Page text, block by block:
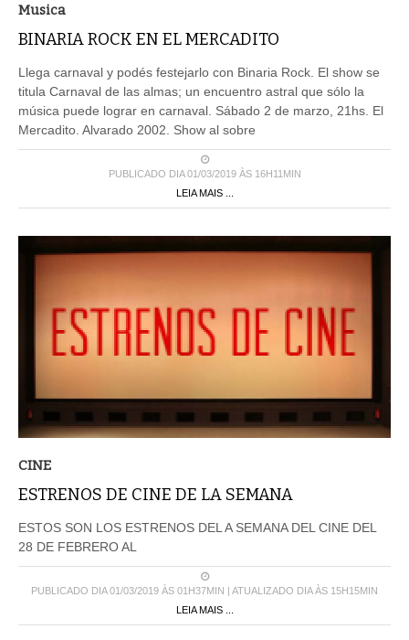
Musica
BINARIA ROCK EN EL MERCADITO
Llega carnaval y podés festejarlo con Binaria Rock. El show se
titula Carnaval de las almas; un encuentro astral que sólo la
música puede lograr en carnaval. Sábado 2 de marzo, 21hs. El
Mercadito. Alvarado 2002. Show al sobre
PUBLICADO DIA 01/03/2019 ÀS 16H11MIN
LEIA MAIS ...
CINE
ESTRENOS DE CINE DE LA SEMANA
ESTOS SON LOS ESTRENOS DEL A SEMANA DEL CINE DEL
28 DE FEBRERO AL
PUBLICADO DIA 01/03/2019 ÀS 01H37MIN | ATUALIZADO DIA ÀS 15H15MIN
LEIA MAIS ...